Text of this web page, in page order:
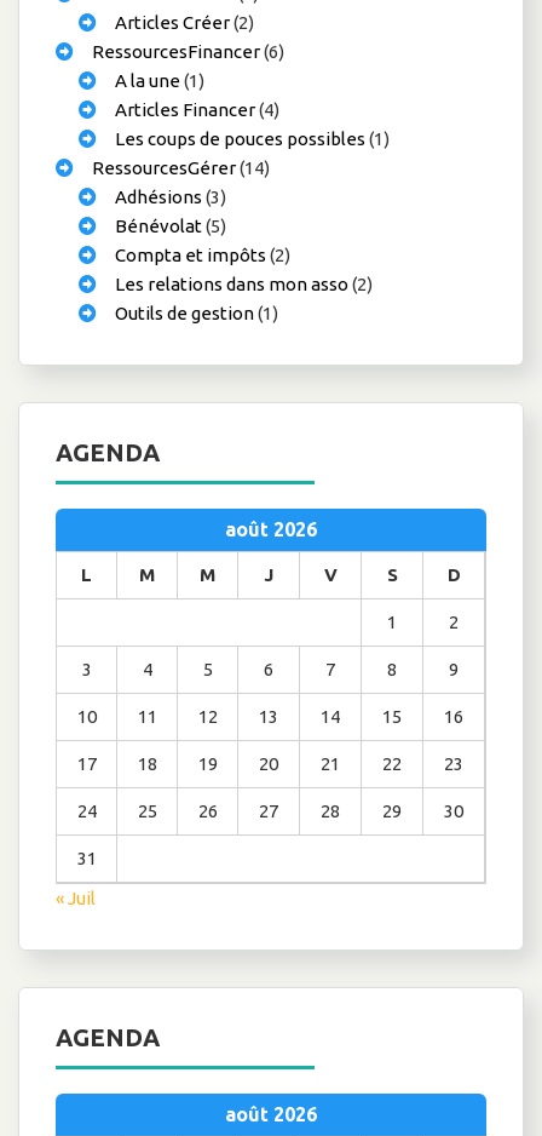
Articles Créer(2)
RessourcesFinancer(6)
A la une(1)
Articles Financer(4)
Les coups de pouces possibles (1)
RessourcesGérer(14)
Adhésions (3)
Bénévolat(5)
Compta et impôts (2)
Les relations dans mon asso (2)
Outils de gestion(1)
AGENDA
août 2026
L M M J V S D
1 2
3 4 5 6 7 8 9
10 11 12 13 14 15 16
17 18 19 20 21 22 23
24 25 26 27 28 29 30
31
« Juil
AGENDA
août 2026